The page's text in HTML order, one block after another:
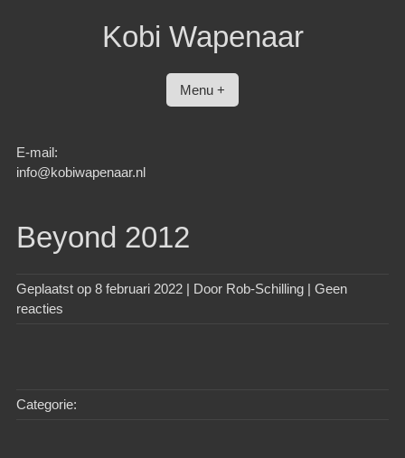
Kobi Wapenaar
Menu +
E-mail:
info@kobiwapenaar.nl
Beyond 2012
Geplaatst op 8 februari 2022| Door Rob-Schilling| Geen
reacties
Categorie: